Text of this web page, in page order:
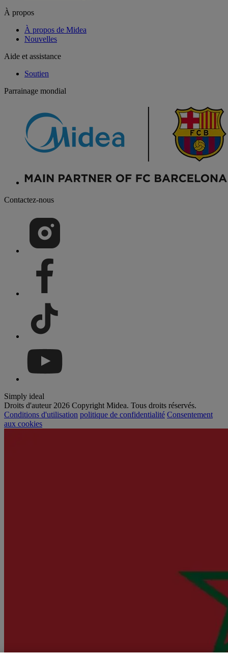
À propos
À propos de Midea
Nouvelles
Aide et assistance
Soutien
Parrainage mondial
Contactez-nous
Simply ideal
Droits d'auteur 2026 Copyright Midea. Tous droits réservés.
Conditions d'utilisation politique de confidentialité Consentement
aux cookies